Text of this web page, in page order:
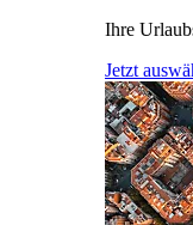
Ihre
Jetzt